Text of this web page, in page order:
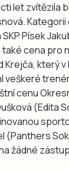
let zvítězila
Kategorii
Písek
cena pro
Krejča, který
veškeré
cenu
(Edita
(Panthers
žádné